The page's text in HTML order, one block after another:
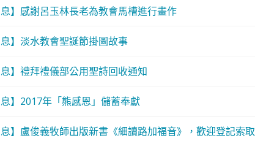
息】感謝呂玉林長老為教會馬槽進行畫作
息】淡水教會聖誕節掛圖故事
息】禮拜禮儀部公用聖詩回收通知
息】2017年「熊感恩」儲蓄奉獻
息】盧俊義牧師出版新書《細讀路加福音》，歡迎登記索取